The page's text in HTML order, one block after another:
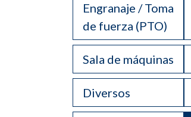
Engranaje / Toma
de fuerza (PTO)
Sala de máquinas
Diversos